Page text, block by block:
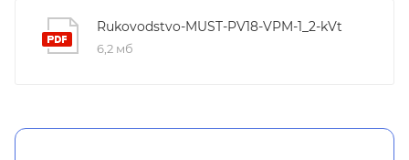
Rukovodstvo-MUST-PV18-VPM-1_2-kVt
6,2 мб